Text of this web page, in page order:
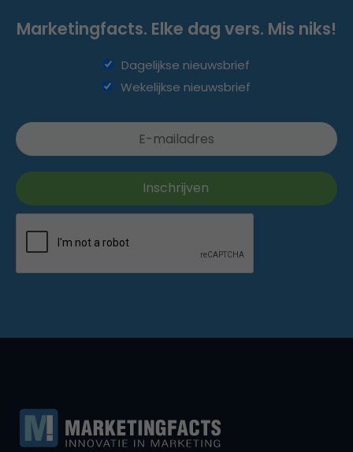
Marketingfacts. Elke dag vers. Mis niks!
Dagelijkse nieuwsbrief
Wekelijkse nieuwsbrief